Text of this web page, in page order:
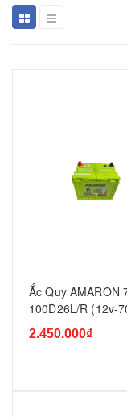
Ắc Quy AMARON
100D26L/R (12v-
2.450.000₫